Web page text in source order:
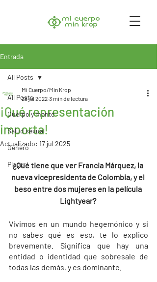
Entrada
All Posts
Cuerpo y mente
Salud sexual
Género
Placer
All Posts
¡Qué representación
importa!
Mi Cuerpo/Min Krop
28 jul 2022 3 min de lectura
Actualizado: 17 jul 2025
¿Qué tiene que ver Francia Márquez, la
nueva vicepresidenta de Colombia, y el
beso entre dos mujeres en la película
Lightyear?
Vivimos en un mundo hegemónico y si
no sabes qué es eso, te lo explico
brevemente. Significa que hay una
entidad o identidad que sobresale de
todas las demás, y es dominante.